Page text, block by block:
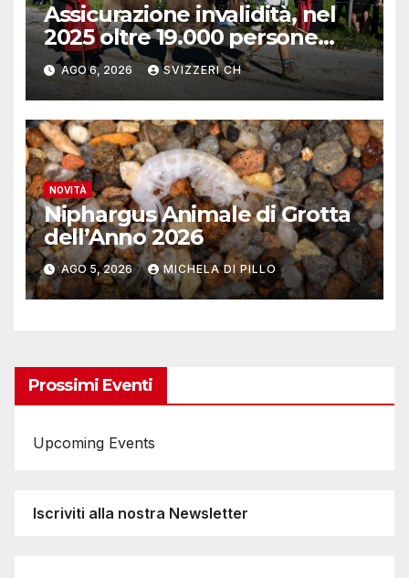
Assicurazione invalidità, nel
2025 oltre 19.000 persone
reinserite nel mercato del
lavoro
AGO 6, 2026 SVIZZERI CH
NOVITÀ
Niphargus Animale di Grotta
dell’Anno 2026
AGO 5, 2026 MICHELA DI PILLO
Prossimi Eventi
Upcoming Events
Iscriviti alla nostra Newsletter